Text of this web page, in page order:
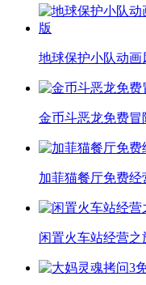
地球保护小队动画
金币斗恶龙免费冒
加菲猫餐厅免费经
闲置火车站经营之